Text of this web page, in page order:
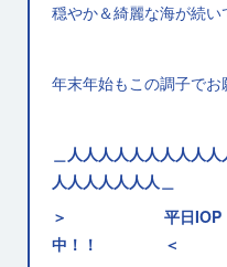
穏やか＆綺麗な海が続い
年末年始もこの調子でお
＿人人人人人人人人人
人人人人人人人＿
＞ 平日IOP・ポイ
中！！ ＜